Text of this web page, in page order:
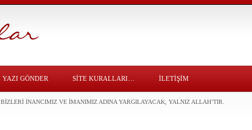
YAZI GÖNDER SITE KURALLARI… İLETİŞİM
BİZLERİ İNANCIMIZ VE İMANIMIZ ADINA YARGILAYACAK, YALNIZ ALLAH’TIR.